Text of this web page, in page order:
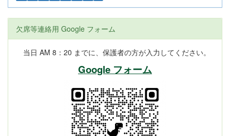
欠席等連絡用 Google フォーム
当日 AM 8：20 までに、保護者の方が入力してください。
Google フォーム